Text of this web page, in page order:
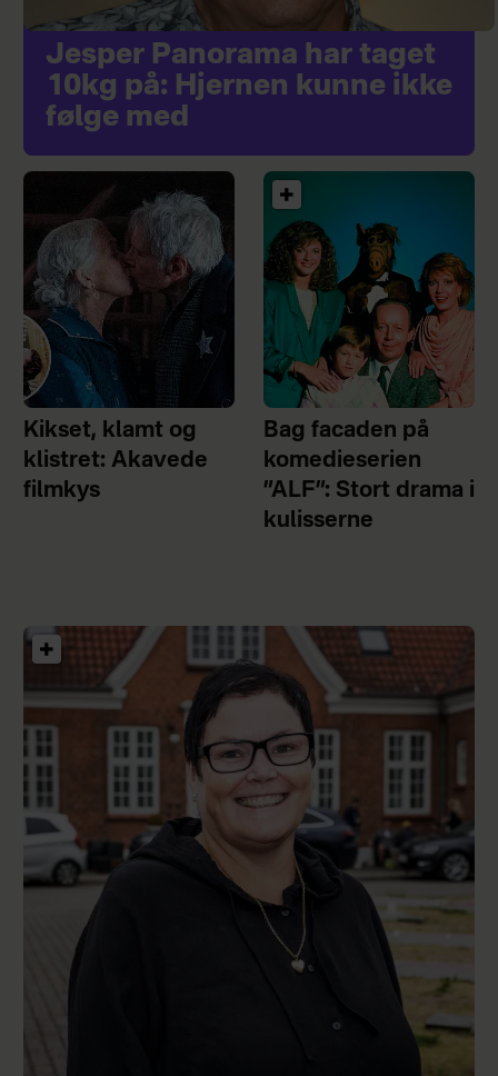
Jesper Panorama har taget
10kg på: Hjernen kunne ikke
følge med
Kikset, klamt og
klistret: Akavede
filmkys
Bag facaden på
komedieserien
”ALF”: Stort drama i
kulisserne